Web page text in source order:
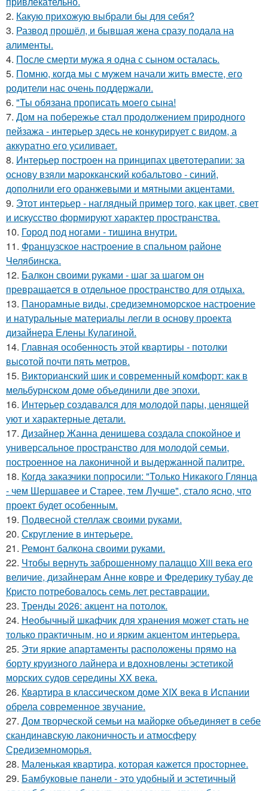
2. Какую прихожую выбрали бы для себя?
3. Развод прошёл, и бывшая жена сразу подала на
алименты.
4. После смерти мужа я одна с сыном осталась.
5. Помню, когда мы с мужем начали жить вместе, его
родители нас очень поддержали.
6. "Ты обязана прописать моего сына!
7. Дом на побережье стал продолжением природного
пейзажа - интерьер здесь не конкурирует с видом, а
аккуратно его усиливает.
8. Интерьер построен на принципах цветотерапии: за
основу взяли марокканский кобальтово - синий,
дополнили его оранжевыми и мятными акцентами.
9. Этот интерьер - наглядный пример того, как цвет, свет
и искусство формируют характер пространства.
10. Город под ногами - тишина внутри.
11. Французское настроение в спальном районе
Челябинска.
12. Балкон своими руками - шаг за шагом он
превращается в отдельное пространство для отдыха.
13. Панорамные виды, средиземноморское настроение
и натуральные материалы легли в основу проекта
дизайнера Елены Кулагиной.
14. Главная особенность этой квартиры - потолки
высотой почти пять метров.
15. Викторианский шик и современный комфорт: как в
мельбурнском доме объединили две эпохи.
16. Интерьер создавался для молодой пары, ценящей
уют и характерные детали.
17. Дизайнер Жанна денишева создала спокойное и
универсальное пространство для молодой семьи,
построенное на лаконичной и выдержанной палитре.
18. Когда заказчики попросили: "Только Никакого Глянца
- чем Шершавее и Старее, тем Лучше", стало ясно, что
проект будет особенным.
19. Подвесной стеллаж своими руками.
20. Скругление в интерьере.
21. Ремонт балкона своими руками.
22. Чтобы вернуть заброшенному палаццо Xiii века его
величие, дизайнерам Анне ковре и Фредерику тубау де
Кристо потребовалось семь лет реставрации.
23. Тренды 2026: акцент на потолок.
24. Необычный шкафчик для хранения может стать не
только практичным, но и ярким акцентом интерьера.
25. Эти яркие апартаменты расположены прямо на
борту круизного лайнера и вдохновлены эстетикой
морских судов середины XX века.
26. Квартира в классическом доме XIX века в Испании
обрела современное звучание.
27. Дом творческой семьи на майорке объединяет в себе
скандинавскую лаконичность и атмосферу
Средиземноморья.
28. Маленькая квартира, которая кажется просторнее.
29. Бамбуковые панели - это удобный и эстетичный